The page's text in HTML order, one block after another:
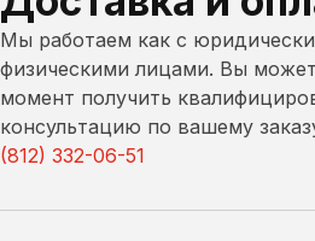
Мы работаем как с
физическими лицами. Вы
момент получить
консультацию по вашему
(812) 332-06-51